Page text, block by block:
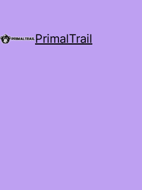
PrimalTrail